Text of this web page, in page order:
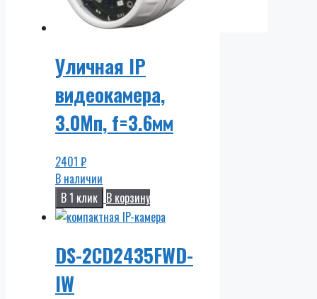
Уличная IP
видеокамера,
3.0Мп, f=3.6мм
2401 ₽
В наличии
В 1 клик В корзину
DS-2CD2435FWD-
IW